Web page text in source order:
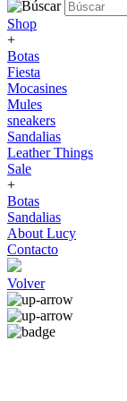
Shop
+
Botas
Fiesta
Mocasines
Mules
sneakers
Sandalias
Leather Things
Sale
+
Botas
Sandalias
About Lucy
Contacto
Volver